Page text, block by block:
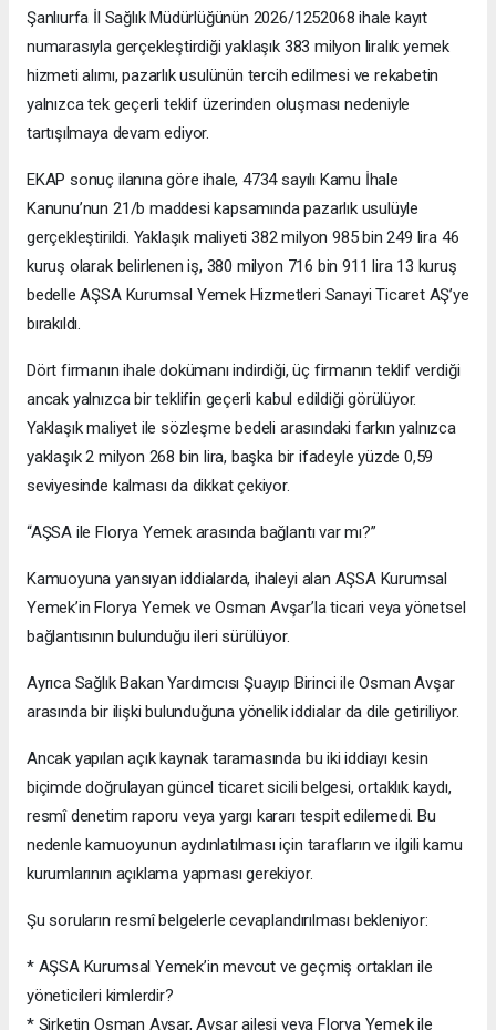
Şanlıurfa İl Sağlık Müdürlüğünün 2026/1252068 ihale kayıt
numarasıyla gerçekleştirdiği yaklaşık 383 milyon liralık yemek
hizmeti alımı, pazarlık usulünün tercih edilmesi ve rekabetin
yalnızca tek geçerli teklif üzerinden oluşması nedeniyle
tartışılmaya devam ediyor.
EKAP sonuç ilanına göre ihale, 4734 sayılı Kamu İhale
Kanunu’nun 21/b maddesi kapsamında pazarlık usulüyle
gerçekleştirildi. Yaklaşık maliyeti 382 milyon 985 bin 249 lira 46
kuruş olarak belirlenen iş, 380 milyon 716 bin 911 lira 13 kuruş
bedelle AŞSA Kurumsal Yemek Hizmetleri Sanayi Ticaret AŞ’ye
bırakıldı.
Dört firmanın ihale dokümanı indirdiği, üç firmanın teklif verdiği
ancak yalnızca bir teklifin geçerli kabul edildiği görülüyor.
Yaklaşık maliyet ile sözleşme bedeli arasındaki farkın yalnızca
yaklaşık 2 milyon 268 bin lira, başka bir ifadeyle yüzde 0,59
seviyesinde kalması da dikkat çekiyor.
“AŞSA ile Florya Yemek arasında bağlantı var mı?”
Kamuoyuna yansıyan iddialarda, ihaleyi alan AŞSA Kurumsal
Yemek’in Florya Yemek ve Osman Avşar’la ticari veya yönetsel
bağlantısının bulunduğu ileri sürülüyor.
Ayrıca Sağlık Bakan Yardımcısı Şuayıp Birinci ile Osman Avşar
arasında bir ilişki bulunduğuna yönelik iddialar da dile getiriliyor.
Ancak yapılan açık kaynak taramasında bu iki iddiayı kesin
biçimde doğrulayan güncel ticaret sicili belgesi, ortaklık kaydı,
resmî denetim raporu veya yargı kararı tespit edilemedi. Bu
nedenle kamuoyunun aydınlatılması için tarafların ve ilgili kamu
kurumlarının açıklama yapması gerekiyor.
Şu soruların resmî belgelerle cevaplandırılması bekleniyor:
* AŞSA Kurumsal Yemek’in mevcut ve geçmiş ortakları ile
yöneticileri kimlerdir?
* Şirketin Osman Avşar, Avşar ailesi veya Florya Yemek ile